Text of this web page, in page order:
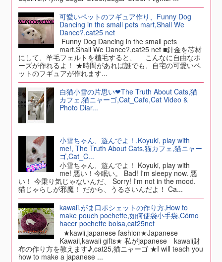
可愛いペットのフギュア作り、Funny Dog
Dancing in the small pets mart,Shall We
Dance?,cat25 net
Funny Dog Dancing in the small pets
mart,Shall We Dance?,cat25 net ■針金を芯材
にして、羊毛フェルトを植毛すると、 こんなに自由なポ
ーズが作れるよ！ ★時間があれば誰でも、自宅の可愛いペ
ットのフギュアが作れます...
白猫小雪の片思い❤The Truth About Cats,猫
カフェ,猫ニャーゴ,Cat_Cafe,Cat Video &
Photo Diar...
小雪ちゃん、遊んでよ！,Koyuki, play with
me!, The Truth About Cats,猫カフェ,猫ニャー
ゴ,Cat_C...
小雪ちゃん、遊んでよ！ Koyuki, play with
me! 悪い！今眠い。 Bad! I'm sleepy now. 悪
い！ 今乗り気じゃないんだ、 Sorry! I'm not in the mood.
猫じゃらしが邪魔！ だから、うるさいんだよ！ Ca...
kawaii,がま口ポシェットの作り方,How to
make pouch pochette,如何使袋小手袋,Cómo
hacer pochette bolsa,cat25net
★kawii,japanese fashion★Japanese
Kawaii,kawaii gifts★ 私がjapanese kawaii財
布の作り方を教えます♪,cat25,猫ニャーゴ ★I will teach you
how to make a japanese ...